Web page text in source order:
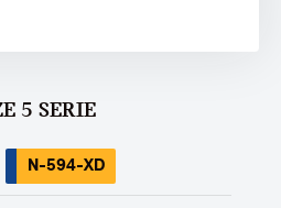
5 SERIE
N-594-XD